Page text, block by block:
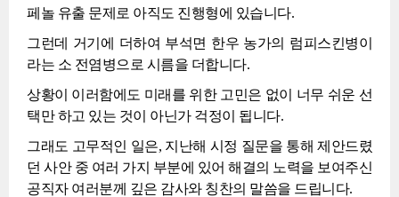
페놀 유출 문제로 아직도 진행형에 있습니다.
그런데 거기에 더하여 부석면 한우 농가의 럼피스킨병이
라는 소 전염병으로 시름을 더합니다.
상황이 이러함에도 미래를 위한 고민은 없이 너무 쉬운 선
택만 하고 있는 것이 아닌가 걱정이 됩니다.
그래도 고무적인 일은, 지난해 시정 질문을 통해 제안드렸
던 사안 중 여러 가지 부분에 있어 해결의 노력을 보여주신
공직자 여러분께 깊은 감사와 칭찬의 말씀을 드립니다.